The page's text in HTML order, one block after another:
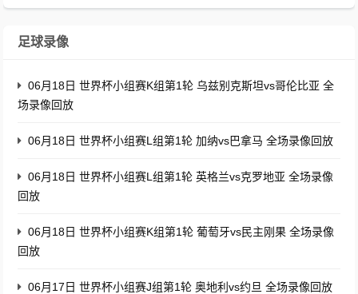
足球录像
06月18日 世界杯小组赛K组第1轮 乌兹别克斯坦vs哥伦比亚 全
场录像回放
06月18日 世界杯小组赛L组第1轮 加纳vs巴拿马 全场录像回放
06月18日 世界杯小组赛L组第1轮 英格兰vs克罗地亚 全场录像
回放
06月18日 世界杯小组赛K组第1轮 葡萄牙vs民主刚果 全场录像
回放
06月17日 世界杯小组赛J组第1轮 奥地利vs约旦 全场录像回放